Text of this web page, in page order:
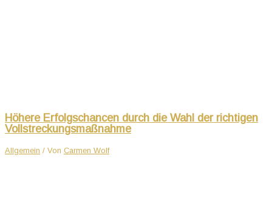
Höhere Erfolgschancen durch die Wahl der richtigen
Vollstreckungsmaßnahme
Allgemein / Von Carmen Wolf